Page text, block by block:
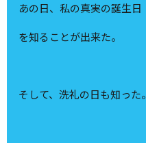
あの日、私の真実の誕生日
を知ることが出来た。
そして、洗礼の日も知った。